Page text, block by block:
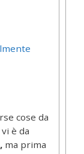
cose da
è da
ma prima